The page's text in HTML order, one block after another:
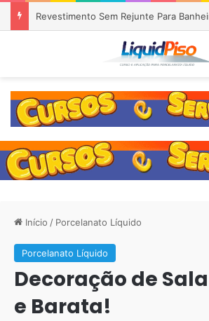
Piso Epóxi em Banheiro Anália Franco
Início / Porcelanato Líquido
Porcelanato Líquido
Decoração de
e Barata!